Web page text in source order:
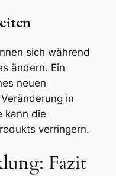
sich während
ändern. Ein
neuen
in
kann die
verringern.
Fazit